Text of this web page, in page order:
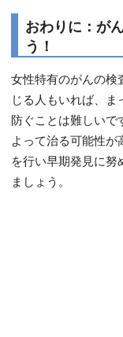
おわりに：が
う！
女性特有のがんの検
じる人もいれば、
防ぐことは難しいで
よって治る可能性が
を行い早期発見に努
ましょう。